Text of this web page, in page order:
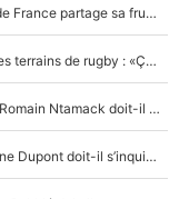
Mis de côté par Fabien Galthié, un joueur du XV de France partage sa frustration : «ils ne me l’ont pas dit tout de suite»
La raison d'être de Matthieu Jalibert en dehors des terrains de rugby : «Ça m'atteint autant que si tu touches à un membre de ma famille»
XV de France - Matthieu Jalibert a tout changé : Romain Ntamack doit-il s’inquiéter pour sa place à un an de la Coupe du monde ?
«Le XV de France est meilleur avec Lucu» : Antoine Dupont doit-il s’inquiéter pour sa place ?